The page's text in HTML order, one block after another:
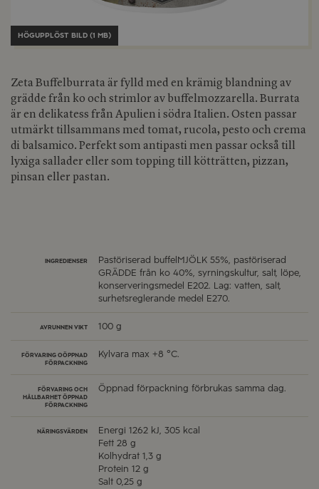
HÖGUPPLÖST BILD (1 MB)
Zeta Buffelburrata är fylld med en krämig blandning av
grädde från ko och strimlor av buffelmozzarella. Burrata
är en delikatess från Apulien i södra Italien. Osten passar
utmärkt tillsammans med tomat, rucola, pesto och crema
di balsamico. Perfekt som antipasti men passar också till
lyxiga sallader eller som topping till kötträtten, pizzan,
pinsan eller pastan.
INGREDIENSER
Pastöriserad buffelMJÖLK 55%, pastöriserad
GRÄDDE från ko 40%, syrningskultur, salt, löpe,
konserveringsmedel E202. Lag: vatten, salt,
surhetsreglerande medel E270.
AVRUNNEN VIKT 100 g
FÖRVARING OÖPPNAD
FÖRPACKNING
Kylvara max +8 °C.
FÖRVARING OCH
HÅLLBARHET ÖPPNAD
FÖRPACKNING
Öppnad förpackning förbrukas samma dag.
NÄRINGSVÄRDEN Energi 1262 kJ, 305 kcal
Fett 28 g
Kolhydrat 1,3 g
Protein 12 g
Salt 0,25 g